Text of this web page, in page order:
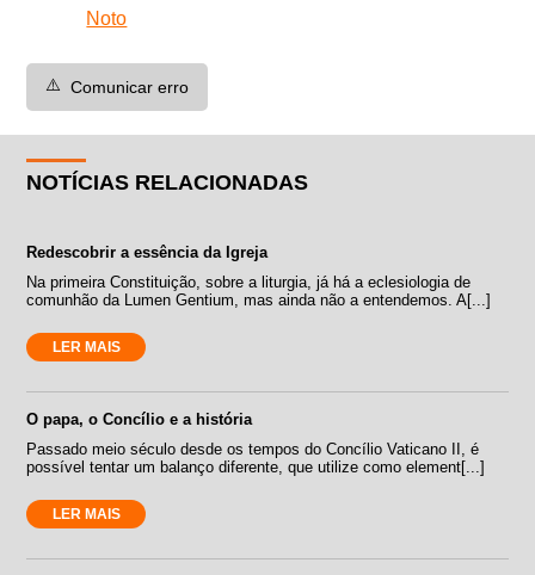
Noto
⚠️ Comunicar erro
NOTÍCIAS RELACIONADAS
Redescobrir a essência da Igreja
Na primeira Constituição, sobre a liturgia, já há a eclesiologia de
comunhão da Lumen Gentium, mas ainda não a entendemos. A[...]
LER MAIS
O papa, o Concílio e a história
Passado meio século desde os tempos do Concílio Vaticano II, é
possível tentar um balanço diferente, que utilize como element[...]
LER MAIS